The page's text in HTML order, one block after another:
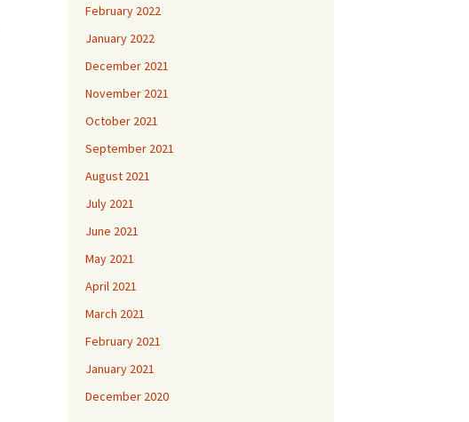
February 2022
January 2022
December 2021
November 2021
October 2021
September 2021
August 2021
July 2021
June 2021
May 2021
April 2021
March 2021
February 2021
January 2021
December 2020